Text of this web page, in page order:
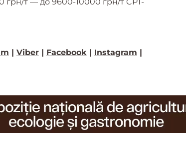
| Viber| Facebook | Instagram |